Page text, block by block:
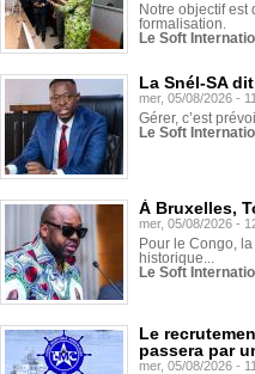
Notre objectif
formalisation.
Le Soft
La Snél-SA
mer, 05/08/2026 -
Gérer, c’est
Le Soft
À Bruxelles,
mer, 05/08/2026 -
Pour le Congo,
historique...
Le Soft
Le
passera par
mer, 05/08/2026 -